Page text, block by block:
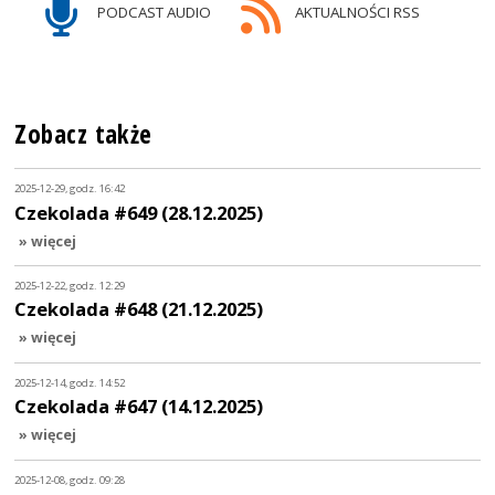
PODCAST AUDIO AKTUALNOŚCI RSS
Zobacz także
2025-12-29, godz. 16:42
Czekolada #649 (28.12.2025)
» więcej
2025-12-22, godz. 12:29
Czekolada #648 (21.12.2025)
» więcej
2025-12-14, godz. 14:52
Czekolada #647 (14.12.2025)
» więcej
2025-12-08, godz. 09:28